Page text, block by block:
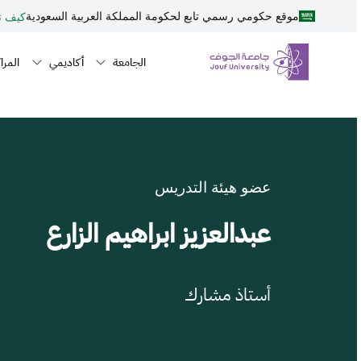
الجوف-جامعةإلى المحتوى الرئيسي
موقع حكومي رسمي تابع لحكومة المملكة العربية السعوديةكيف
Primary
navigation
الجامعة أكاديمي
عضو هيئة التدريس
عبدالعزيز ابراهيم الزارع
أستاذ مشارك